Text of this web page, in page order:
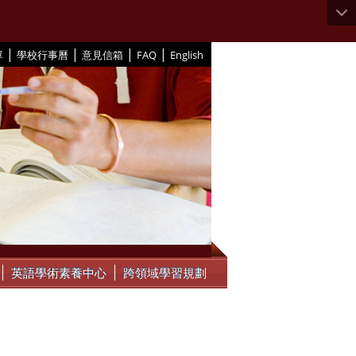
| 學校行事曆 | 意見信箱 | FAQ | English
英語學術素養中心 跨領域學習規劃